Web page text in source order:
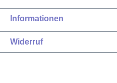
Informationen
Widerruf